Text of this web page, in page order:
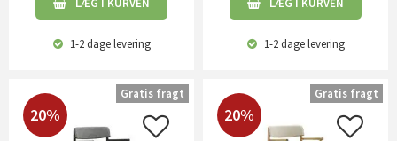
LÆG I KURVEN
1-2 dagelevering
LÆG I KURVEN
1-2 dagelevering
20%
Gratis fragt
20%
Gratis fragt